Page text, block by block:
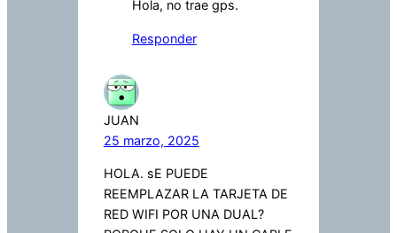
Hola, no trae gps.
Responder
JUAN
25 marzo, 2025
HOLA. sE PUEDE
REEMPLAZAR LA TARJETA DE
RED WIFI POR UNA DUAL?